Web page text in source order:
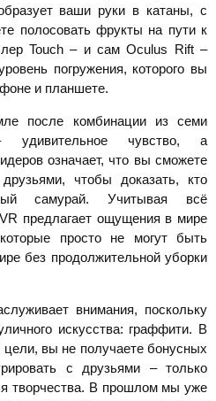
ваши руки в катаны, с
полосовать фрукты на пути к
Touch – и сам Oculus Rift –
погружения, которого вы
и планшете.
после комбинации из семи
удивительное чувство, а
означает, что вы сможете
чтобы доказать, кто
самурай. Учитывая всё
предлагает ощущения в мире
просто не могут быть
без продолжительной уборки
внимания, поскольку
искусства: граффити. В
цели, вы не получаете бонусных
с друзьями – только
творчества. В прошлом мы уже